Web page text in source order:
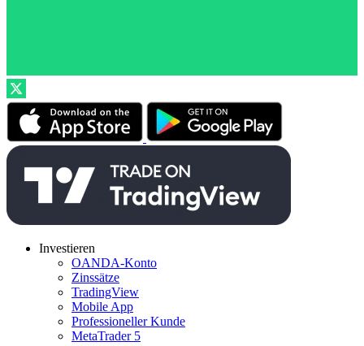
Investieren
OANDA-Konto
Zinssätze
TradingView
Mobile App
Professioneller Kunde
MetaTrader 5